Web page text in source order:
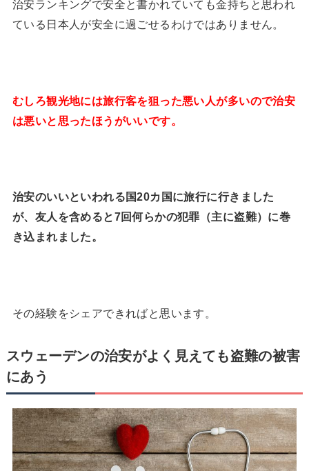
治安ランキングで安全と書かれていても金持ちと思われ
ている日本人が安全に過ごせるわけではありません。
むしろ観光地には旅行客を狙った悪い人が多いので治安
は悪いと思ったほうがいいです。
治安のいいといわれる国20カ国に旅行に行きました
が、友人を含めると7回何らかの犯罪（主に盗難）に巻
き込まれました。
その経験をシェアできればと思います。
スウェーデンの治安がよく見えても盗難の被害
にあう